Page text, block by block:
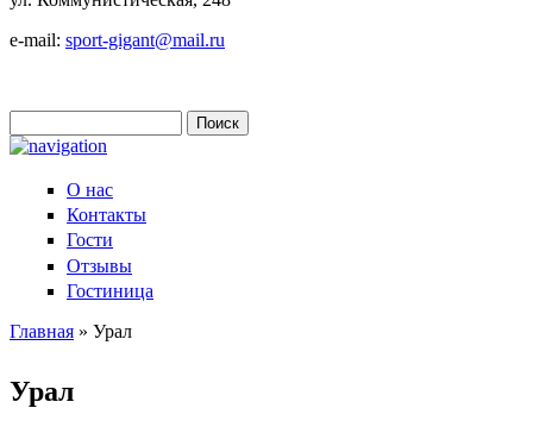
e-mail: sport-gigant@mail.ru
Форма поиска
О нас
Контакты
Гости
Отзывы
Гостиница
Главная » Урал
Урал